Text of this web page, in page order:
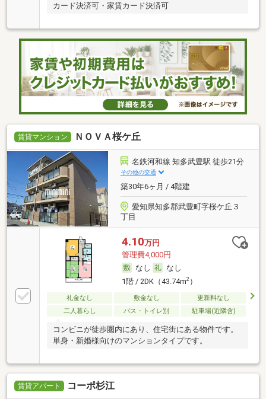
カード決済可・家賃カード決済可
賃貸マンション ＮＯＶＡ桜ケ丘
名鉄河和線 知多武豊駅 徒歩21分
その他の交通
築30年6ヶ月 / 4階建
愛知県知多郡武豊町字桜ケ丘３
丁目
4.10万円
管理費4,000円
なし
なし
1階 / 2DK（43.74m2）
礼金なし 敷金なし
更新料なし
二人暮らし
バス・トイレ別 駐車場(近隣含)
コンビニが徒歩圏内にあり、住宅街にある物件です。
単身・新婚様向けのマンションタイプです。
賃貸アパート コーポ杉江